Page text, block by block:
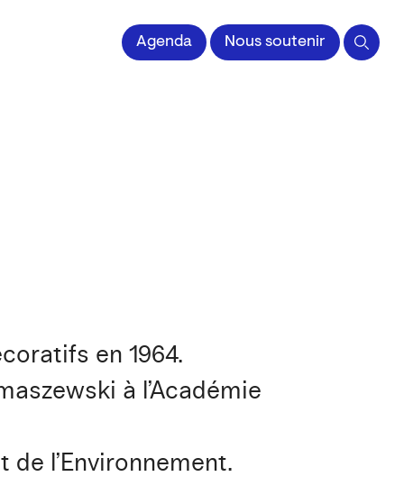
impriméeAgenda Nous soutenir
en 1964.
à l’Académie
de l’Environnement.